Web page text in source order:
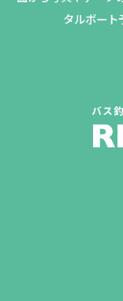
タルボート